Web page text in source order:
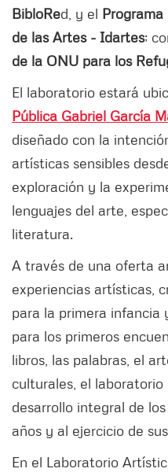
BibloRed, y el Programa
de las Artes - Idartes;
de la ONU para los
El laboratorio estará
Pública Gabriel García
diseñado con la
artísticas sensibles
exploración y la
lenguajes del arte,
literatura.
A través de una oferta
experiencias artísticas,
para la primera infancia
para los primeros
libros, las palabras, el
culturales, el
desarrollo integral de
años y al ejercicio de
En el Laboratorio